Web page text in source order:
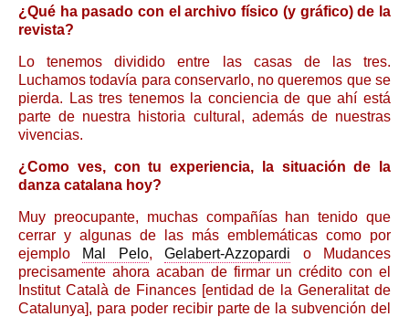
¿Qué ha pasado con el archivo físico (y gráfico) de la
revista?
Lo tenemos dividido entre las casas de las tres.
Luchamos todavía para conservarlo, no queremos que se
pierda. Las tres tenemos la conciencia de que ahí está
parte de nuestra historia cultural, además de nuestras
vivencias.
¿Como ves, con tu experiencia, la situación de la
danza catalana hoy?
Muy preocupante, muchas compañías han tenido que
cerrar y algunas de las más emblemáticas como por
ejemplo Mal Pelo,Gelabert-Azzopardi o Mudances
precisamente ahora acaban de firmar un crédito con el
Institut Català de Finances [entidad de la Generalitat de
Catalunya], para poder recibir parte de la subvención del